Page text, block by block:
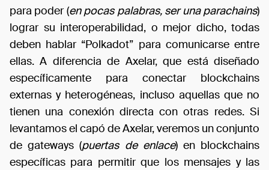
para poder (en pocas palabras, ser una parachains)
lograr su interoperabilidad, o mejor dicho, todas
deben hablar “Polkadot” para comunicarse entre
ellas. A diferencia de Axelar, que está diseñado
específicamente para conectar blockchains
externas y heterogéneas, incluso aquellas que no
tienen una conexión directa con otras redes. Si
levantamos el capó de Axelar, veremos un conjunto
de gateways (puertas de enlace) en blockchains
específicas para permitir que los mensajes y las